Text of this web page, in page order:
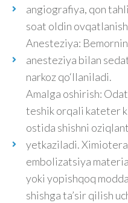
angiografiya, qon
soat oldin
Anesteziya:
anesteziya bilan
narkoz qo‘llaniladi.
Amalga oshirish:
teshik orqali kateter
ostida shishni
yetkaziladi.
embolizatsiya
yoki yopishqoq
shishga ta’sir qilish